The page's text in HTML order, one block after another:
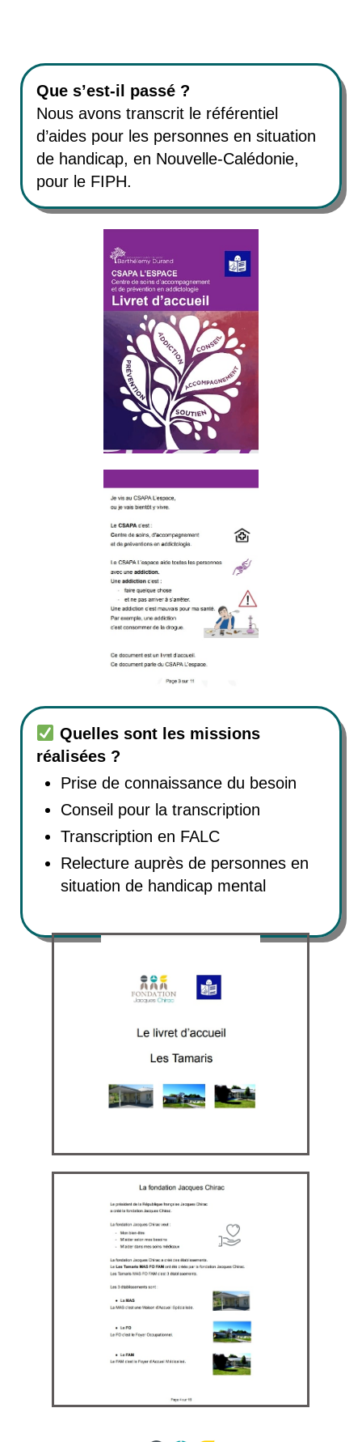
Que s’est-il passé ?
Nous avons transcrit le référentiel
d’aides pour les personnes en situation
de handicap, en Nouvelle-Calédonie,
pour le FIPH.
Quelles sont les missions
réalisées ?
Prise de connaissance du besoin
Conseil pour la transcription
Transcription en FALC
Relecture auprès de personnes en
situation de handicap mental